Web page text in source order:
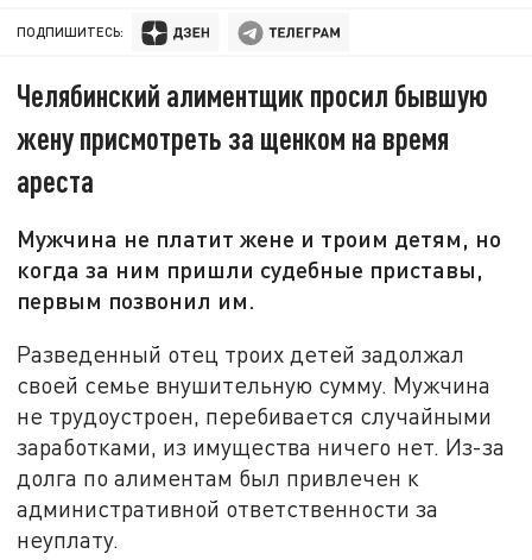
ПОДПИШИТЕСЬ:
Челябинский алиментщик просил бывшую
жену присмотреть за щенком на время
ареста
Мужчина не платит жене и троим детям, но
когда за ним пришли судебные приставы,
первым позвонил им.
Разведенный отец троих детей задолжал
своей семье внушительную сумму. Мужчина
не трудоустроен, перебивается случайными
заработками, из имущества ничего нет. Из-за
долга по алиментам был привлечен к
административной ответственности за
неуплату.